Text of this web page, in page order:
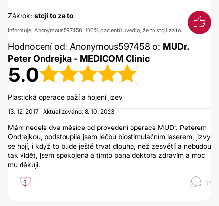
Zákrok: stojí to za to
Informuje: Anonymous597458. 100% pacientů uvedlo, že to stojí za to.
Hodnocení od: Anonymous597458 o: MUDr.
Peter Ondrejka - MEDICOM Clinic
5.0
Plastická operace paží a hojení jizev
13. 12. 2017 · Aktualizováno: 8. 10. 2023
Mám necelé dva měsíce od provedení operace MUDr. Peterem
Ondrejkou, podstoupila jsem léčbu biostimulačním laserem, jizvy
se hojí, i když to bude ještě trvat dlouho, než zesvětlí a nebudou
tak vidět, jsem spokojena a tímto pana doktora zdravím a moc
mu děkuji.
3 11